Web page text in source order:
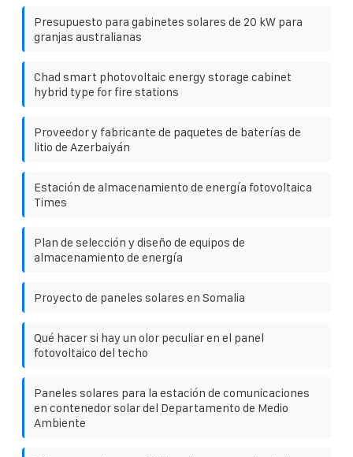
Presupuesto para gabinetes solares de 20 kW para
granjas australianas
Chad smart photovoltaic energy storage cabinet
hybrid type for fire stations
Proveedor y fabricante de paquetes de baterías de
litio de Azerbaiyán
Estación de almacenamiento de energía fotovoltaica
Times
Plan de selección y diseño de equipos de
almacenamiento de energía
Proyecto de paneles solares en Somalia
Qué hacer si hay un olor peculiar en el panel
fotovoltaico del techo
Paneles solares para la estación de comunicaciones
en contenedor solar del Departamento de Medio
Ambiente